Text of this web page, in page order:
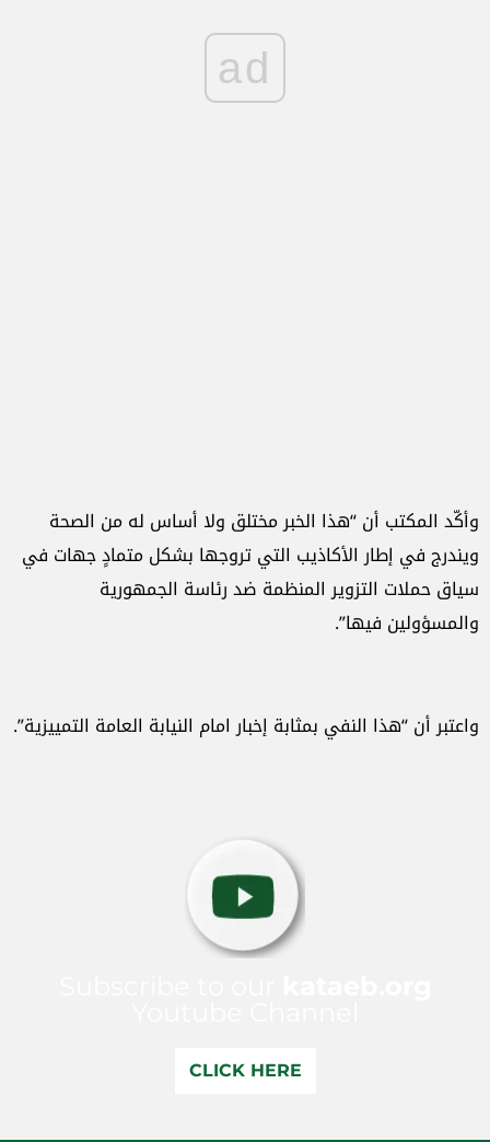
ad
وأكّد المكتب أن “هذا الخبر مختلق ولا أساس له من الصحة
ويندرج في إطار الأكاذيب التي تروجها بشكل متمادٍ جهات في
سياق حملات التزوير المنظمة ضد رئاسة الجمهورية
والمسؤولين فيها”.
واعتبر أن “هذا النفي بمثابة إخبار امام النيابة العامة التمييزية”.​
CLICK HERE